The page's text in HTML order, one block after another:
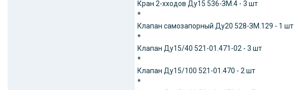
Кран 2-хходов Ду15 536-ЗМ.4 - 3 шт
*
Клапан самозапорный Ду20 528-ЗМ.129 - 1 шт
*
Клапан Ду15/40 521-01.471-02 - 3 шт
*
Клапан Ду15/100 521-01.470 - 2 шт
*